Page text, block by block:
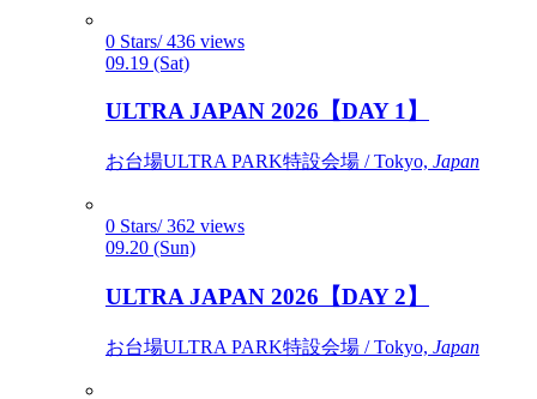
0 Stars/ 436 views
09.19 (Sat)
ULTRA JAPAN 2026【DAY 1】
お台場ULTRA PARK特設会場 / Tokyo, Japan
0 Stars/ 362 views
09.20 (Sun)
ULTRA JAPAN 2026【DAY 2】
お台場ULTRA PARK特設会場 / Tokyo, Japan